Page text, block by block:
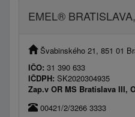
EMEL®
Švabinského 21, 851 01
IČO: 31 390 633
IČDPH: SK2020304935
Zap.v OR MS Bratislava III,
00421/2/3266 3333